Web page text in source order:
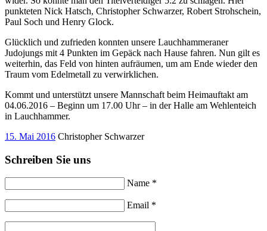
punkteten Nick Hatsch, Christopher Schwarzer, Robert Strohschein,
Paul Soch und Henry Glock.
Glücklich und zufrieden konnten unsere Lauchhammeraner
Judojungs mit 4 Punkten im Gepäck nach Hause fahren. Nun gilt es
weiterhin, das Feld von hinten aufräumen, um am Ende wieder den
Traum vom Edelmetall zu verwirklichen.
Kommt und unterstützt unsere Mannschaft beim Heimauftakt am
04.06.2016 – Beginn um 17.00 Uhr – in der Halle am Wehlenteich
in Lauchhammer.
15. Mai 2016 Christopher Schwarzer
Schreiben Sie uns
Name *
Email *